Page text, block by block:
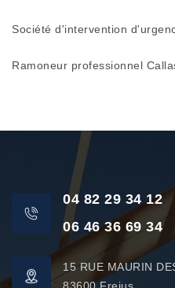
Société d'intervention
Ramoneur professionnel
04 82 29 34 12
06 46 36 69 34
15 RUE MAURIN